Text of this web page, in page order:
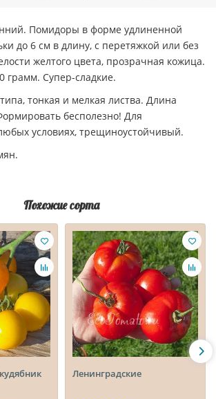
Помидоры в форме удлиненной
до 6 см в длину, с перетяжкой или без
желтого цвета, прозрачная кожица.
грамм. Супер-сладкие.
тонкая и мелкая листва. Длина
бесполезно! Для
условиях, трещиноустойчивый.
Похожие сорта
Ленинградские